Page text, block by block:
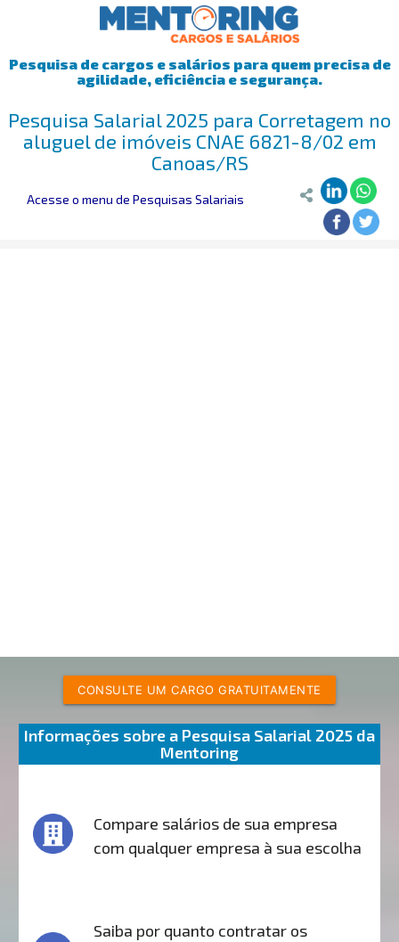
Pesquisa de cargos e salários para quem precisa de
agilidade, eficiência e segurança.
Pesquisa Salarial 2025 para Corretagem no
aluguel de imóveis CNAE 6821-8/02 em
Canoas/RS
Acesse o menu de Pesquisas Salariais
CONSULTE UM CARGO GRATUITAMENTE
Informações sobre a Pesquisa Salarial 2025 da
Mentoring
Compare salários de sua empresa
com qualquer empresa à sua escolha
Saiba por quanto contratar os